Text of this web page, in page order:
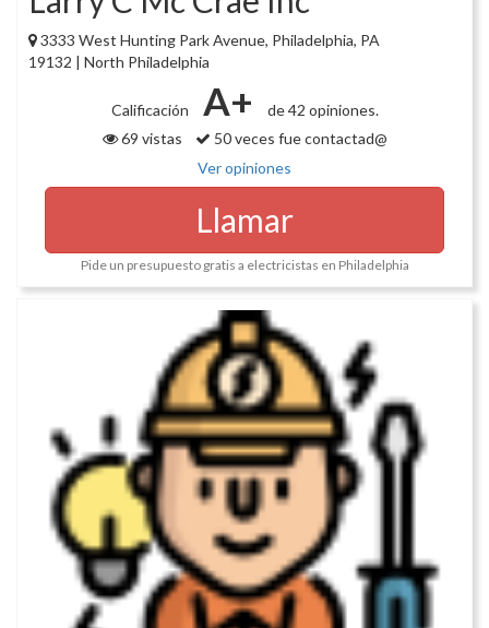
3333 West Hunting Park Avenue, Philadelphia, PA
19132 | North Philadelphia
Calificación A+
de 42 opiniones.
69 vistas
50 veces fue contactad@
Ver opiniones
Llamar
Pide un presupuesto gratis a electricistas en Philadelphia